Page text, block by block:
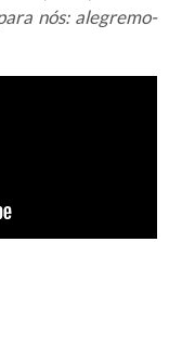
nós: alegremo-